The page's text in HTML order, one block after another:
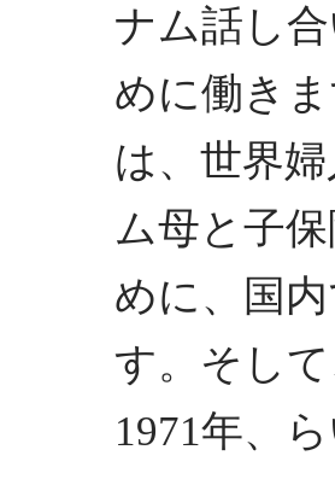
ナム話し
めに働き
は、世界
ム母と子
めに、国
す。そし
1971年、